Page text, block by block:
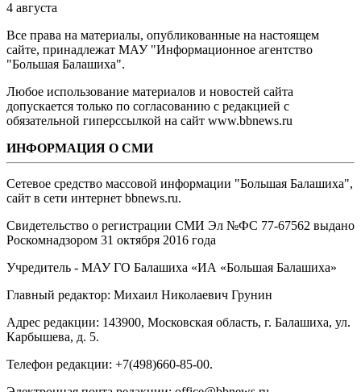
4 августа
Все права на материалы, опубликованные на настоящем
сайте, принадлежат МАУ "Информационное агентство
"Большая Балашиха".
Любое использование материалов и новостей сайта
допускается только по согласованию с редакцией с
обязательной гиперссылкой на сайт www.bbnews.ru
ИНФОРМАЦИЯ О СМИ
Сетевое средство массовой информации "Большая Балашиха",
сайт в сети интернет bbnews.ru.
Свидетельство о регистрации СМИ Эл №ФС ‎77-67562 выдано
Роскомнадзором 31 октября 2016 года
Учредитель - МАУ ГО Балашиха «ИА «Большая Балашиха»
Главный редактор: Михаил Николаевич Грунин
Адрес редакции: 143900, Московская область, г. Балашиха, ул.
Карбышева, д. 5.
Телефон редакции: +7(498)660-85-00.